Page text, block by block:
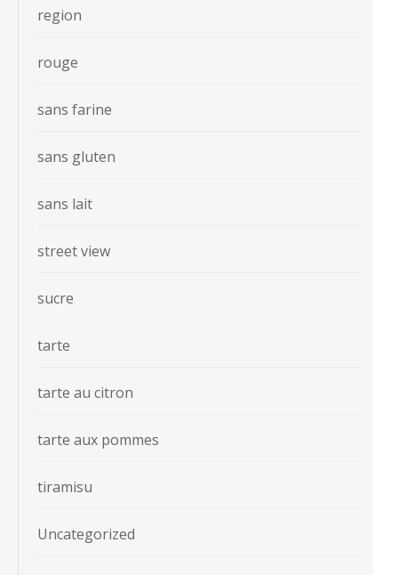
region
rouge
sans farine
sans gluten
sans lait
street view
sucre
tarte
tarte au citron
tarte aux pommes
tiramisu
Uncategorized